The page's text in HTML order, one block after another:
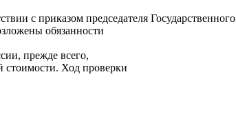
с приказом председателя Государственного
обязанности
прежде всего,
стоимости. Ход проверки